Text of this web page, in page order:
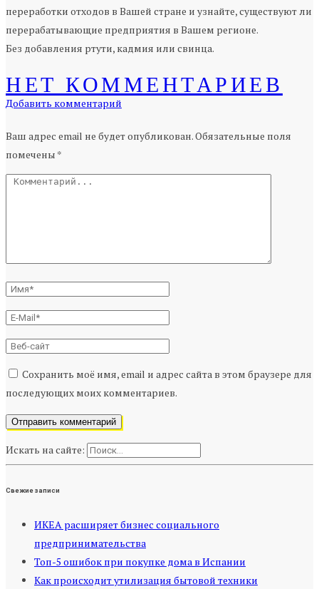
переработки отходов в Вашей стране и узнайте, существуют ли
перерабатывающие предприятия в Вашем регионе.
Без добавления ртути, кадмия или свинца.
НЕТ КОММЕНТАРИЕВ
Добавить комментарий
Ваш адрес email не будет опубликован.Обязательные поля
помечены *
Сохранить моё имя, email и адрес сайта в этом браузере для
последующих моих комментариев.
Искать на сайте:
Свежие записи
ИКЕА расширяет бизнес социального
предпринимательства
Топ-5 ошибок при покупке дома в Испании
Как происходит утилизация бытовой техники